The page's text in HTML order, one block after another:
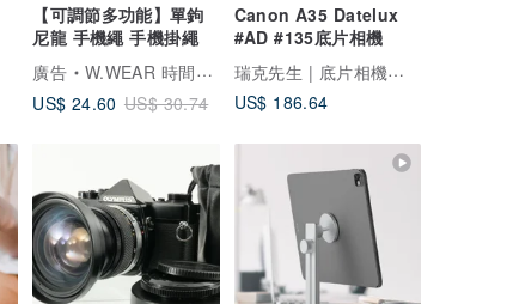
【可調節多功能】單鉤
尼龍 手機繩 手機掛繩
廣告
W.WEAR 時間穿搭
US$ 24.60 US$ 30.74
Canon A35 Datelux
#AD #135底片相機
瑞克先生 | 底片相機專賣
US$ 186.64